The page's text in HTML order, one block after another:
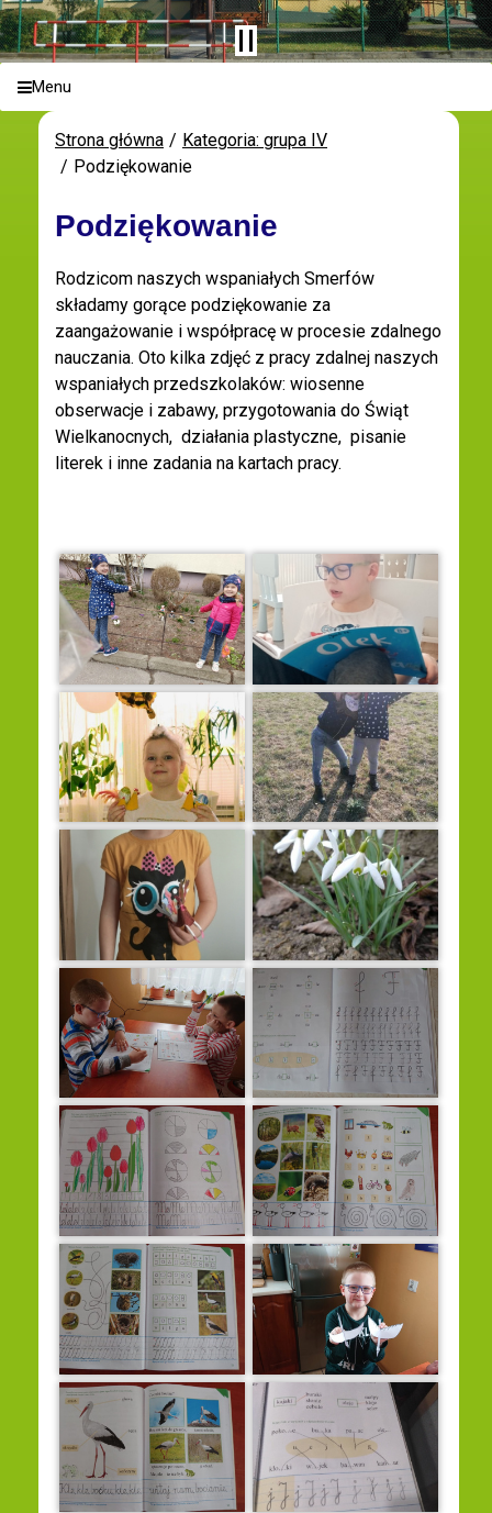
Menu
Strona główna
Kategoria: grupa IV
Podziękowanie
Podziękowanie
Rodzicom naszych wspaniałych Smerfów
składamy gorące podziękowanie za
zaangażowanie i współpracę w procesie zdalnego
nauczania. Oto kilka zdjęć z pracy zdalnej naszych
wspaniałych przedszkolaków: wiosenne
obserwacje i zabawy, przygotowania do Świąt
Wielkanocnych, działania plastyczne, pisanie
literek i inne zadania na kartach pracy.